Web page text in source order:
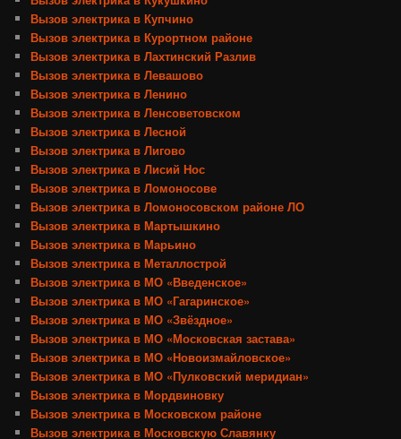
Вызов электрика в Купчино
Вызов электрика в Курортном районе
Вызов электрика в Лахтинский Разлив
Вызов электрика в Левашово
Вызов электрика в Ленино
Вызов электрика в Ленсоветовском
Вызов электрика в Лесной
Вызов электрика в Лигово
Вызов электрика в Лисий Нос
Вызов электрика в Ломоносове
Вызов электрика в Ломоносовском районе ЛО
Вызов электрика в Мартышкино
Вызов электрика в Марьино
Вызов электрика в Металлострой
Вызов электрика в МО «Введенское»
Вызов электрика в МО «Гагаринское»
Вызов электрика в МО «Звёздное»
Вызов электрика в МО «Московская застава»
Вызов электрика в МО «Новоизмайловское»
Вызов электрика в МО «Пулковский меридиан»
Вызов электрика в Мордвиновку
Вызов электрика в Московском районе
Вызов электрика в Московскую Славянку